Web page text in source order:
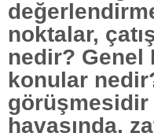
noktalar,
nedir? Genel
konular
görüşmesidir
havasında,